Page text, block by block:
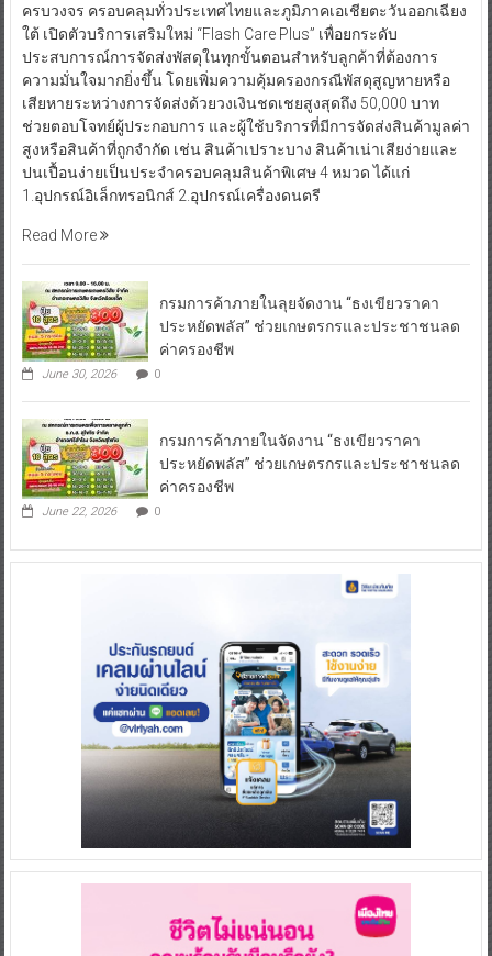
ครบวงจร ครอบคลุมทั่วประเทศไทยและภูมิภาคเอเชียตะวันออกเฉียง
ใต้ เปิดตัวบริการเสริมใหม่ “Flash Care Plus” เพื่อยกระดับ
ประสบการณ์การจัดส่งพัสดุในทุกขั้นตอนสำหรับลูกค้าที่ต้องการ
ความมั่นใจมากยิ่งขึ้น โดยเพิ่มความคุ้มครองกรณีพัสดุสูญหายหรือ
เสียหายระหว่างการจัดส่งด้วยวงเงินชดเชยสูงสุดถึง 50,000 บาท
ช่วยตอบโจทย์ผู้ประกอบการ และผู้ใช้บริการที่มีการจัดส่งสินค้ามูลค่า
สูงหรือสินค้าที่ถูกจำกัด เช่น สินค้าเปราะบาง สินค้าเน่าเสียง่ายและ
ปนเปื้อนง่ายเป็นประจำครอบคลุมสินค้าพิเศษ 4 หมวด ได้แก่
1.อุปกรณ์อิเล็กทรอนิกส์ 2.อุปกรณ์เครื่องดนตรี
Read More
กรมการค้าภายในลุยจัดงาน “ธงเขียวราคา
ประหยัดพลัส” ช่วยเกษตรกรและประชาชนลด
ค่าครองชีพ
June 30, 2026 0
กรมการค้าภายในจัดงาน “ธงเขียวราคา
ประหยัดพลัส” ช่วยเกษตรกรและประชาชนลด
ค่าครองชีพ
June 22, 2026 0